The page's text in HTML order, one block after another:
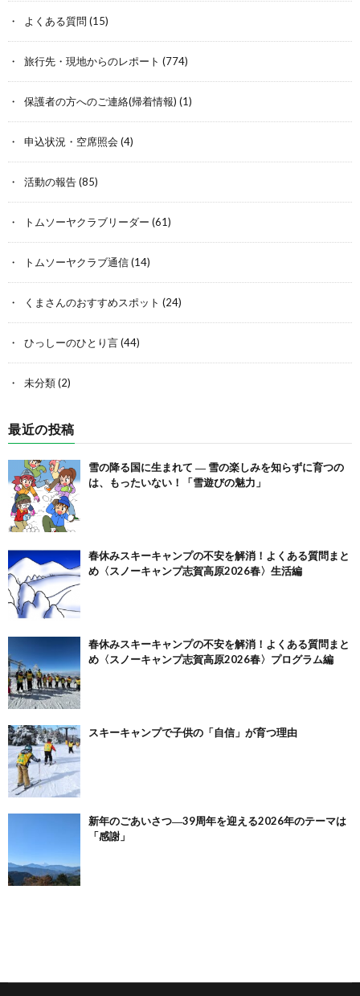
よくある質問 (15)
旅行先・現地からのレポート (774)
保護者の方へのご連絡(帰着情報) (1)
申込状況・空席照会 (4)
活動の報告(85)
トムソーヤクラブリーダー (61)
トムソーヤクラブ通信(14)
くまさんのおすすめスポット (24)
ひっしーのひとり言(44)
未分類(2)
最近の投稿
雪の降る国に生まれて ― 雪の楽しみを知らずに育つの
は、もったいない！「雪遊びの魅力」
春休みスキーキャンプの不安を解消！よくある質問まと
め〈スノーキャンプ志賀高原2026春〉生活編
春休みスキーキャンプの不安を解消！よくある質問まと
め〈スノーキャンプ志賀高原2026春〉プログラム編
スキーキャンプで子供の「自信」が育つ理由
新年のごあいさつ―39周年を迎える2026年のテーマは
「感謝」